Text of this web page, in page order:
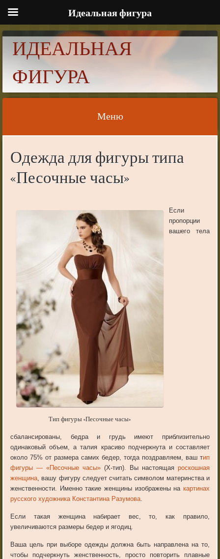
ИДЕАЛЬНАЯ
ФИГУРА
Меню
Одежда для фигуры типа
«Песочные часы»
Тип фигуры «Песочные часы»
Если
пропорции
вашего тела
сбалансированы, бедра и грудь имеют приблизительно
одинаковый объем, а талия красиво подчеркнута и составляет
около 75% от размера самих бедер, тогда поздравляем, ваш тип
фигуры — «Песочные часы» (Х-тип). Вы настоящаяроскошная
женщина , вашу фигуру следует считать символом материнства и
женственности. Именно такие женщины изображены на картинах
русского художника Константина Разумова
Если такая женщина набирает вес, то, как правило,
увеличиваются размеры бедер и ягодиц.
Ваша цель при выборе одежды должна быть направлена на то,
чтобы подчеркнуть женственность, просто повторить плавные
Идеальная фигура